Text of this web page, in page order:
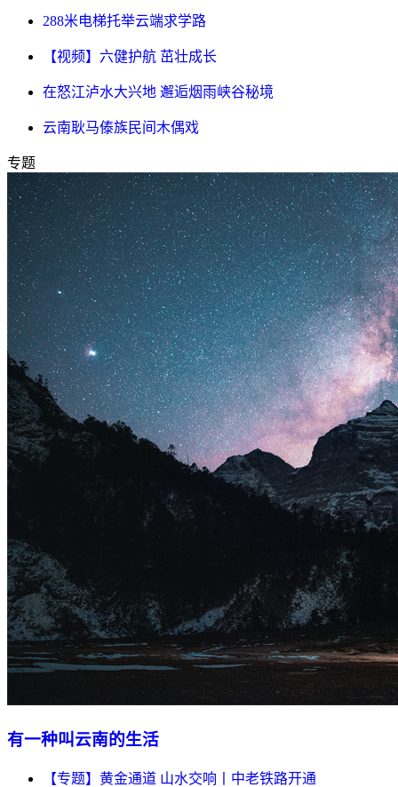
288米电梯托举云端求学路
【视频】六健护航 茁壮成长
在怒江泸水大兴地 邂逅烟雨峡谷秘境
云南耿马傣族民间木偶戏
专题
有一种叫云南的生活
【专题】黄金通道 山水交响丨中老铁路开通